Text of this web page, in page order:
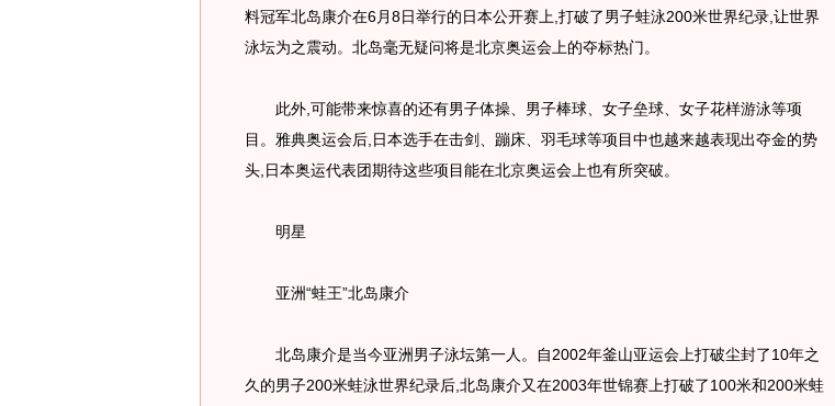
料冠军北岛康介在6月8日举行的日本公开赛上,打破了男子蛙泳200米世界纪录,让世界
泳坛为之震动。北岛毫无疑问将是北京奥运会上的夺标热门。
此外,可能带来惊喜的还有男子体操、男子棒球、女子垒球、女子花样游泳等项
目。雅典奥运会后,日本选手在击剑、蹦床、羽毛球等项目中也越来越表现出夺金的势
头,日本奥运代表团期待这些项目能在北京奥运会上也有所突破。
明星
亚洲“蛙王”北岛康介
北岛康介是当今亚洲男子泳坛第一人。自2002年釜山亚运会上打破尘封了10年之
久的男子200米蛙泳世界纪录后,北岛康介又在2003年世锦赛上打破了100米和200米蛙